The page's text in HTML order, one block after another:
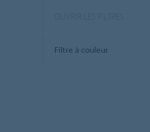
Filtre à couleur